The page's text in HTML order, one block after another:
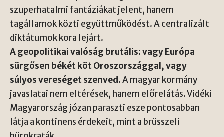
szuperhatalmi fantáziákat jelent, hanem
tagállamok közti együttműködést. A centralizált
diktátumok kora lejárt.
A geopolitikai valóság brutális: vagy Európa
sürgősen békét köt Oroszországgal, vagy
súlyos vereséget szenved.A magyar kormány
javaslatai nem eltérések, hanem előrelátás. Vidéki
Magyarország józan paraszti esze pontosabban
látja a kontinens érdekeit, mint a brüsszeli